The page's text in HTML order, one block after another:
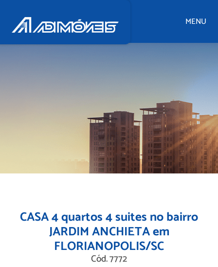
MENU
CASA 4 quartos 4 suites no bairro
JARDIM ANCHIETA em
FLORIANOPOLIS/SC
Cód. 7772